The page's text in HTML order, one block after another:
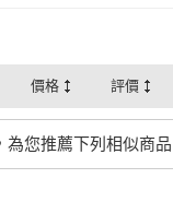
價格 評價
為您推薦下列相似商品